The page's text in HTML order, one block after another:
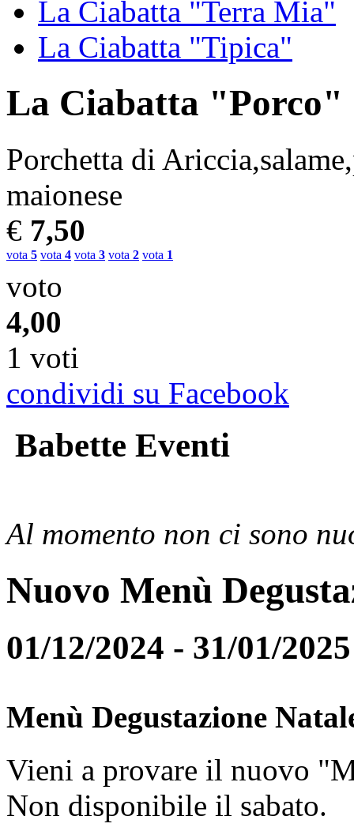
La Ciabatta "Terra Mia"
La Ciabatta "Tipica"
La Ciabatta "Porco"
Porchetta di
maionese
€ 7,50
vota 5 vota 4 vota 3 vota 2 vota 1
voto
4,00
1 voti
condividi su Facebook
Babette Eventi
Al momento non ci sono
Nuovo Menù
01/12/2024 - 31/01/2025
Menù Degustazione
Vieni a provare il nuovo
Non disponibile il sabato.